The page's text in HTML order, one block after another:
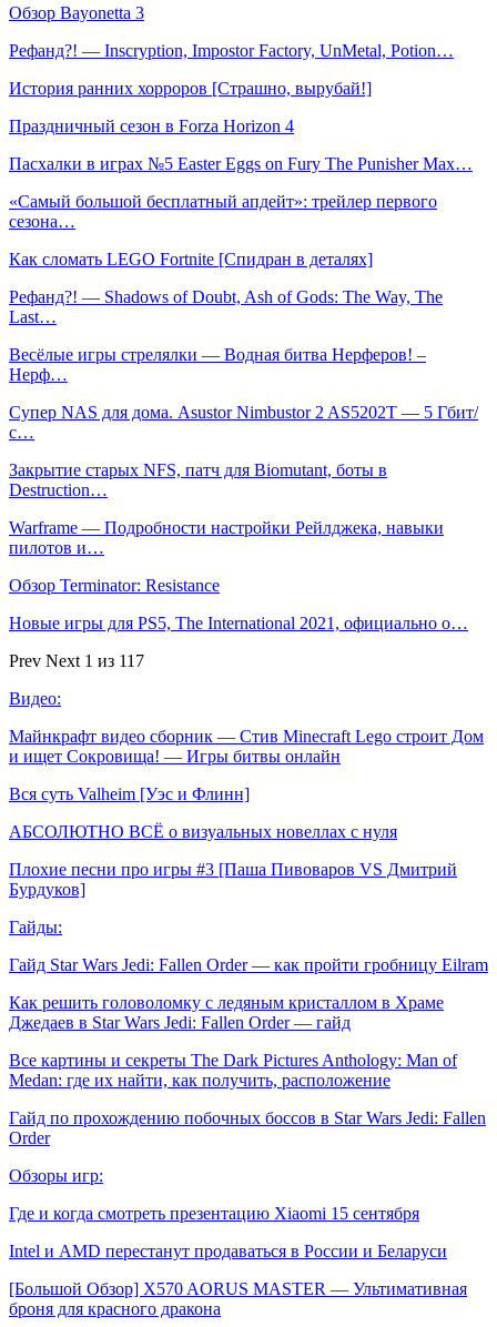
Обзор Bayonetta 3
Рефанд?! — Inscryption, Impostor Factory, UnMetal, Potion…
История ранних хорроров [Страшно, вырубай!]
Праздничный сезон в Forza Horizon 4
Пасхалки в играх №5 Easter Eggs on Fury The Punisher Max…
«Самый большой бесплатный апдейт»: трейлер первого
сезона…
Как сломать LEGO Fortnite [Спидран в деталях]
Рефанд?! — Shadows of Doubt, Ash of Gods: The Way, The
Last…
Весёлые игры стрелялки — Водная битва Нерферов! –
Нерф…
Супер NAS для дома. Asustor Nimbustor 2 AS5202T — 5 Гбит/
с…
Закрытие старых NFS, патч для Biomutant, боты в
Destruction…
Warframe — Подробности настройки Рейлджека, навыки
пилотов и…
Обзор Terminator: Resistance
Новые игры для PS5, The International 2021, официально о…
Prev Next 1 из 117
Видео:
Майнкрафт видео сборник — Стив Minecraft Lego строит Дом
и ищет Сокровища! — Игры битвы онлайн
Вся суть Valheim [Уэс и Флинн]
АБСОЛЮТНО ВСЁ о визуальных новеллах с нуля
Плохие песни про игры #3 [Паша Пивоваров VS Дмитрий
Бурдуков]
Гайды:
Гайд Star Wars Jedi: Fallen Order — как пройти гробницу Eilram
Как решить головоломку с ледяным кристаллом в Храме
Джедаев в Star Wars Jedi: Fallen Order — гайд
Все картины и секреты The Dark Pictures Anthology: Man of
Medan: где их найти, как получить, расположение
Гайд по прохождению побочных боссов в Star Wars Jedi: Fallen
Order
Обзоры игр:
Где и когда смотреть презентацию Xiaomi 15 сентября
Intel и AMD перестанут продаваться в России и Беларуси
[Большой Обзор] X570 AORUS MASTER — Ультимативная
броня для красного дракона